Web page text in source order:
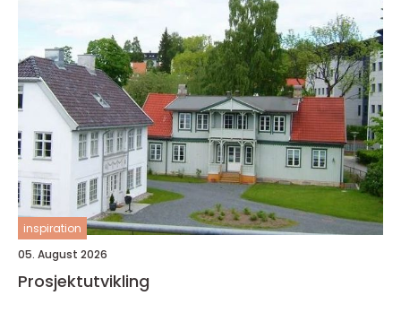
inspiration
05. August 2026
Prosjektutvikling